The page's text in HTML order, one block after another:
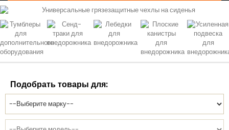
Подобрать товары для: